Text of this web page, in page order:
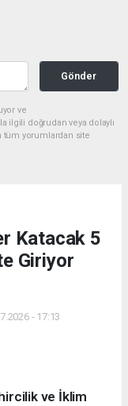
Gönder
ve
ilgili doğrudan veya dolaylı
tüm yorumlardan site
Katacak 5
Giriyor
- 17:13
ve İklim